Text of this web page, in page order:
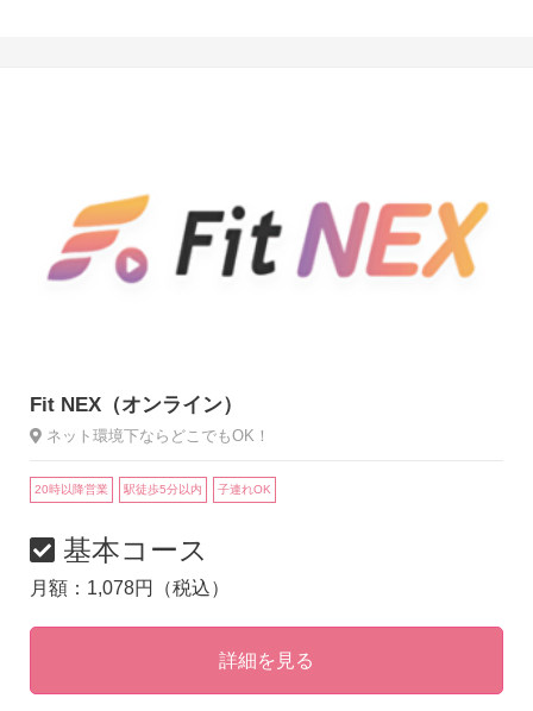
Fit NEX（オンライン）
ネット環境下ならどこでもOK！
20時以降営業 駅徒歩5分以内 子連れOK
基本コース
月額：1,078円（税込）
詳細を見る